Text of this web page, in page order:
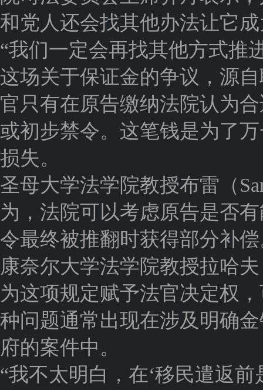
和党人还会找其他办法让它
“我们一定会再找其他方式推
这场关于保证金的争议，源
官只有在原告缴纳法院认为
或初步禁令。这笔钱是为了
损失。
圣母大学法学院教授布雷（
为，法院可以考虑原告是否
令最终被推翻时获得部分补
康奈尔大学法学院教授拉哈
为这项规定赋予法官决定权
种问题通常出现在涉及明确
府的案件中。
“我不太明白，在‘移民遣返